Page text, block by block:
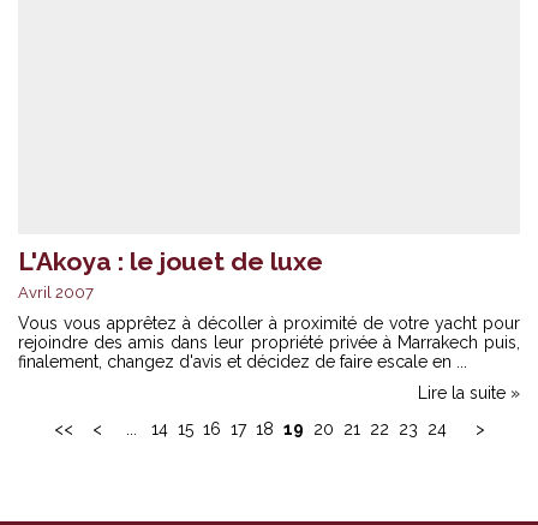
L'Akoya : le jouet de luxe
Avril 2007
Vous vous apprêtez à décoller à proximité de votre yacht pour
rejoindre des amis dans leur propriété privée à Marrakech puis,
finalement, changez d'avis et décidez de faire escale en ...
Lire la suite »
<<
< ... 14 15 16 17 18 19 20 21 22 23 24 >